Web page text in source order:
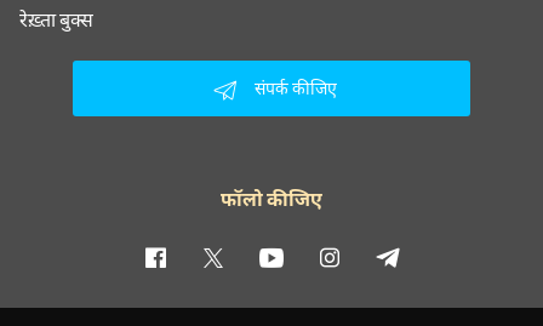
रेख़्ता बुक्स
संपर्क कीजिए
फॉलो कीजिए